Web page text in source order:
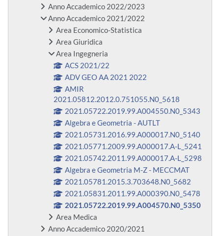
Anno Accademico 2022/2023
Anno Accademico 2021/2022
Area Economico-Statistica
Area Giuridica
Area Ingegneria
ACS 2021/22
ADV GEO AA 2021 2022
AMIR
2021.05812.2012.0.751055.N0_5618
2021.05722.2019.99.A004550.N0_5343
Algebra e Geometria - AUTLT
2021.05731.2016.99.A000017.N0_5140
2021.05771.2009.99.A000017.A-L_5241
2021.05742.2011.99.A000017.A-L_5298
Algebra e Geometria M-Z - MECCMAT
2021.05781.2015.3.703648.N0_5682
2021.05831.2011.99.A000390.N0_5478
2021.05722.2019.99.A004570.N0_5350
Area Medica
Anno Accademico 2020/2021